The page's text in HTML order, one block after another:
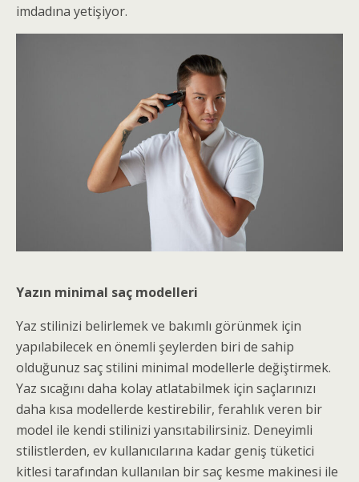
imdadına yetişiyor.
Yazın minimal saç modelleri
Yaz stilinizi belirlemek ve bakımlı görünmek için
yapılabilecek en önemli şeylerden biri de sahip
olduğunuz saç stilini minimal modellerle değiştirmek.
Yaz sıcağını daha kolay atlatabilmek için saçlarınızı
daha kısa modellerde kestirebilir, ferahlık veren bir
model ile kendi stilinizi yansıtabilirsiniz. Deneyimli
stilistlerden, ev kullanıcılarına kadar geniş tüketici
kitlesi tarafından kullanılan bir saç kesme makinesi ile